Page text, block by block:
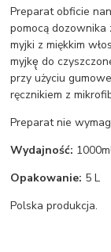
Preparat obficie
pomocą dozownika
myjki z miękkim
myjkę̨ do
przy użyciu
ręcznikiem z
Preparat nie
Wydajność:
Opakowanie: 5 L
Polska produkcja.